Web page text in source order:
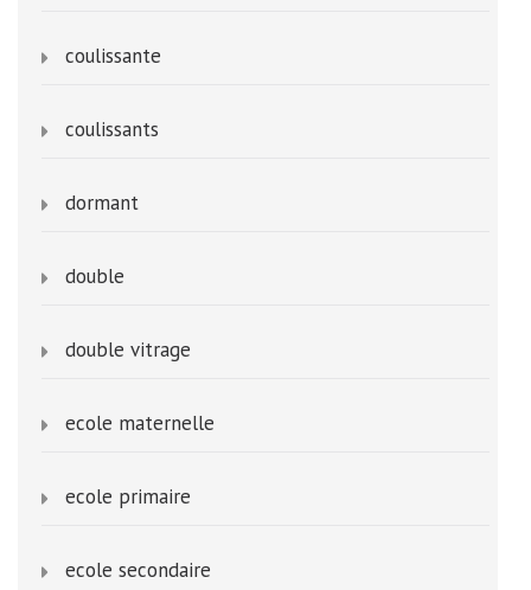
coulissante
coulissants
dormant
double
double vitrage
ecole maternelle
ecole primaire
ecole secondaire